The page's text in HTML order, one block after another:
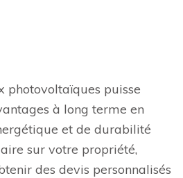
photovoltaïques puisse
à long terme en
et de durabilité
sur votre propriété,
des devis personnalisés